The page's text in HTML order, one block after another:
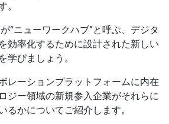
。
“ニューワークハブ”と呼ぶ、デジタ
効率化するために設計された新しい
学びましょう。
レーションプラットフォームに内在
ジー領域の新規参入企業がそれらに
るかについてご紹介します。